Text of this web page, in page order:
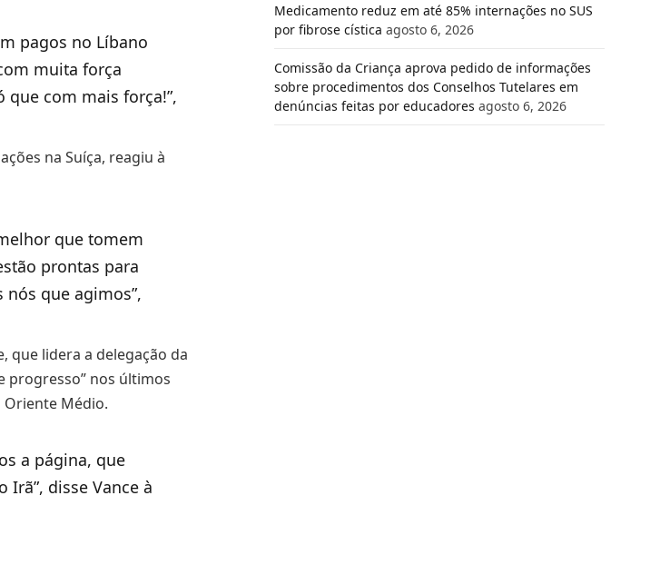
pagos no Líbano
muita força
que com mais força!”,
na Suíça, reagiu à
que tomem
prontas para
que agimos”,
que lidera a delegação da
progresso” nos últimos
Oriente Médio.
a página, que
disse Vance à
Medicamento reduz em até 85% internações no SUS
por fibrose cística agosto 6, 2026
Comissão da Criança aprova pedido de informações
sobre procedimentos dos Conselhos Tutelares em
denúncias feitas por educadores agosto 6, 2026